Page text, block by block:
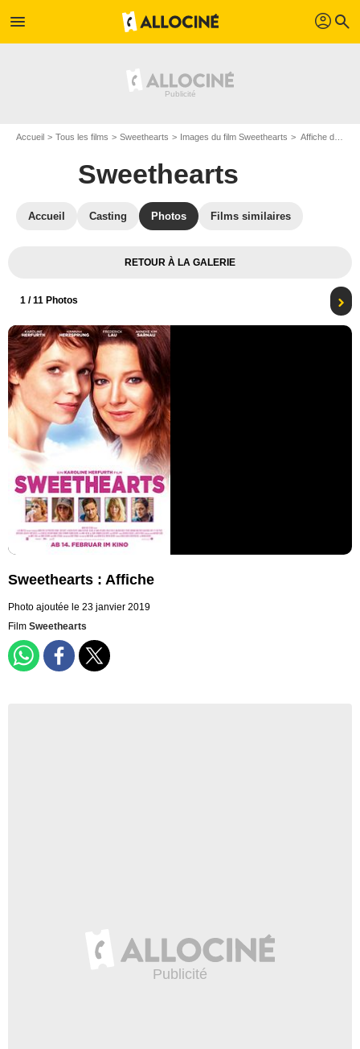
menu profil search
Accueil Tous les films Sweethearts Images du film Sweethearts Affiche du film Sweethearts - Photo 1
Sweethearts
Accueil Casting Photos Films similaires
RETOUR À LA GALERIE
1 / 11 Photos
Sweethearts : Affiche
Photo ajoutée le 23 janvier 2019
Film Sweethearts